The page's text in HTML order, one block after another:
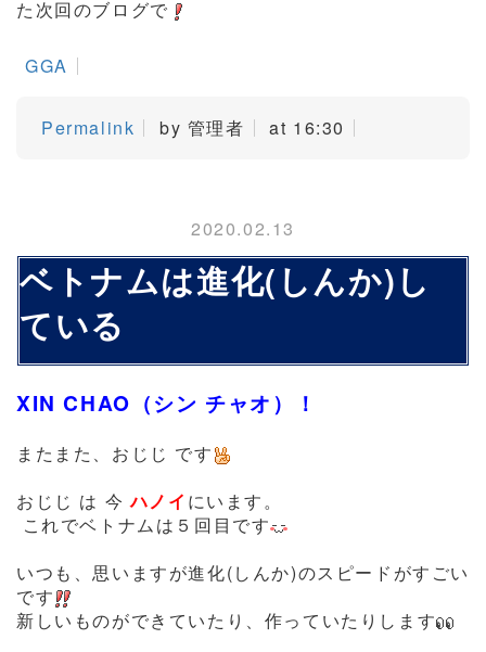
た次回のブログで
GGA
Permalink by 管理者 at 16:30
2020.02.13
ベトナムは進化(しんか)し
ている
XIN CHAO（シン チャオ）！
またまた、おじじ です
おじじ は 今ハノイ にいます。
これでベトナムは５回目です
いつも、思いますが進化(しんか)のスピードがすごい
です
新しいものができていたり、作っていたりします